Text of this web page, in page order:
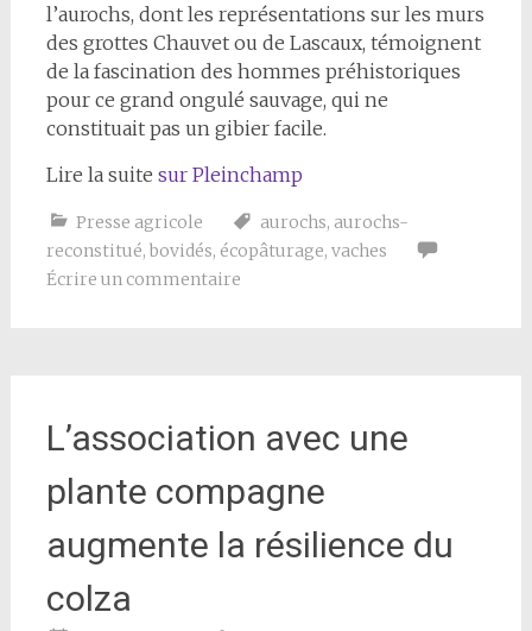
l’aurochs, dont les représentations sur les murs
des grottes Chauvet ou de Lascaux, témoignent
de la fascination des hommes préhistoriques
pour ce grand ongulé sauvage, qui ne
constituait pas un gibier facile.
Lire la suite sur Pleinchamp
Presse agricole aurochs, aurochs-
reconstitué, bovidés, écopâturage, vaches
Écrire un commentaire
L’association avec une
plante compagne
augmente la résilience du
colza